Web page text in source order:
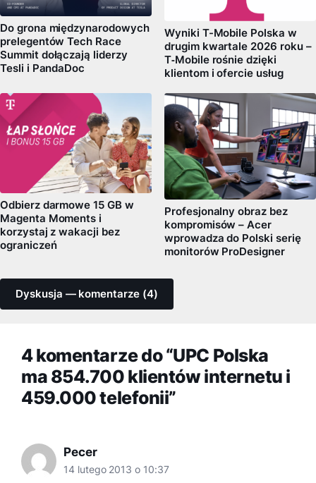
Do grona międzynarodowych
prelegentów Tech Race
Summit dołączają liderzy
Tesli i PandaDoc
Wyniki T-Mobile Polska w
drugim kwartale 2026 roku –
T‑Mobile rośnie dzięki
klientom i ofercie usług
Odbierz darmowe 15 GB w
Magenta Moments i
korzystaj z wakacji bez
ograniczeń
Profesjonalny obraz bez
kompromisów – Acer
wprowadza do Polski serię
monitorów ProDesigner
Dyskusja — komentarze (4)
4 komentarze do “UPC Polska
ma 854.700 klientów internetu i
459.000 telefonii”
Pecer
14 lutego 2013 o 10:37